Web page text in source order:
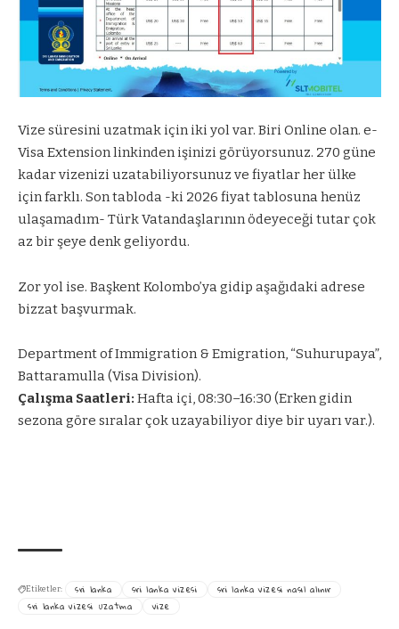
Vize süresini uzatmak için iki yol var. Biri Online olan. e-
Visa Extensionlinkinden işinizi görüyorsunuz. 270 güne
kadar vizenizi uzatabiliyorsunuz ve fiyatlar her ülke
için farklı. Son tabloda -ki 2026 fiyat tablosuna henüz
ulaşamadım- Türk Vatandaşlarının ödeyeceği tutar çok
az bir şeye denk geliyordu.
Zor yol ise. Başkent Kolombo’ya gidip aşağıdaki adrese
bizzat başvurmak.
Department of Immigration & Emigration, “Suhurupaya”,
Battaramulla (Visa Division).
Çalışma Saatleri: Hafta içi, 08:30–16:30 (Erken gidin
sezona göre sıralar çok uzayabiliyor diye bir uyarı var.).
Etiketler: sri lanka sri lanka vizesi
sri lanka vizesi nasıl alınır
sri lanka vizesi uzatma
vize